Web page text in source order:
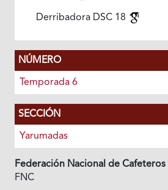
Derribadora DSC 18
NÚMERO
Temporada 6
SECCIÓN
Yarumadas
Federación Nacional de
FNC